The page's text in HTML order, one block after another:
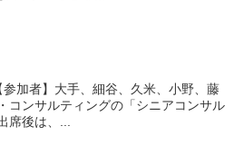
加者】大手、細谷、久米、小野、藤
コンサルティングの「シニアコンサル
席後は、...